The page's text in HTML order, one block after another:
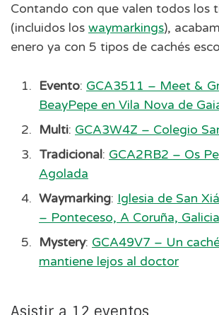
Contando con que valen todos los
(incluidos los waymarkings),
enero ya con 5 tipos de cachés
Evento: GCA3511 – Meet &
BeayPepe en Vila Nova de
Multi: GCA3W4Z – Colegio
Tradicional: GCA2RB2 – Os
Agolada
Waymarking: Iglesia de San
– Ponteceso, A Coruña,
Mystery: GCA49V7 – Un
mantiene lejos al doctor